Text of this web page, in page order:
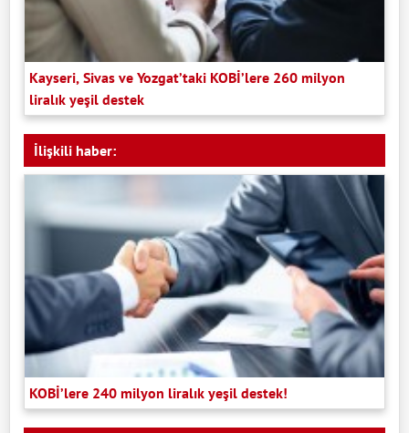
Kayseri, Sivas ve Yozgat’taki KOBİ’lere 260 milyon
liralık yeşil destek
İlişkili haber:
KOBİ’lere 240 milyon liralık yeşil destek!